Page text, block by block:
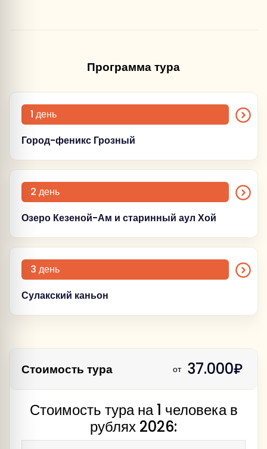
Программа тура
1 день
Город-феникс Грозный
2 день
Озеро Кезеной-Ам и старинный аул Хой
3 день
Сулакский каньон
Стоимость тура от 37.000₽
Стоимость тура на 1 человека в
рублях 2026: